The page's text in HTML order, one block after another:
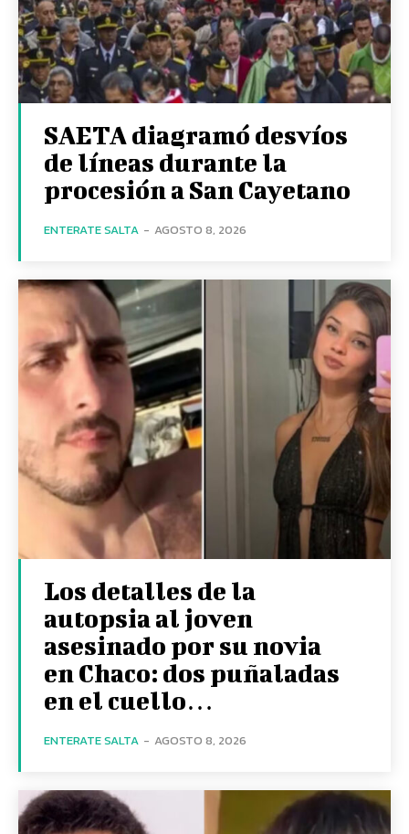
SAETA diagramó desvíos
de líneas durante la
procesión a San Cayetano
ENTERATE SALTA - AGOSTO 8, 2026
Los detalles de la
autopsia al joven
asesinado por su novia
en Chaco: dos puñaladas
en el cuello…
ENTERATE SALTA - AGOSTO 8, 2026